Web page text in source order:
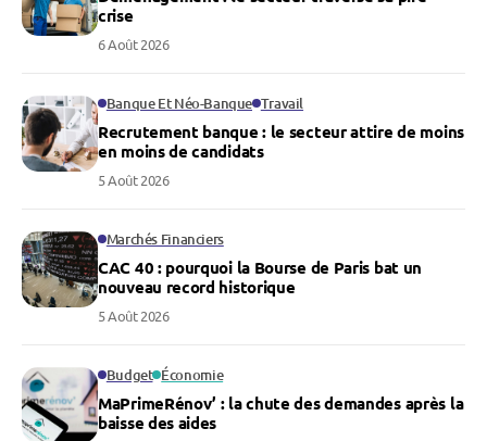
crise
6 Août 2026
Banque Et Néo-Banque Travail
Recrutement banque : le secteur attire de moins
en moins de candidats
5 Août 2026
Marchés Financiers
CAC 40 : pourquoi la Bourse de Paris bat un
nouveau record historique
5 Août 2026
Budget Économie
MaPrimeRénov’ : la chute des demandes après la
baisse des aides